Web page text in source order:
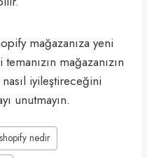
mağazanıza yeni
mağazanızın
iyileştireceğini
unutmayın.
shopify nedir